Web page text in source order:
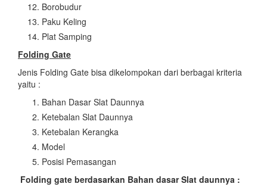
Borobudur
Paku Keling
Plat Samping
Folding Gate
Jenis Folding Gate bisa dikelompokan dari berbagai kriteria
yaitu :
Bahan Dasar Slat Daunnya
Ketebalan Slat Daunnya
Ketebalan Kerangka
Model
Posisi Pemasangan
Folding gate berdasarkan Bahan dasar Slat daunnya :